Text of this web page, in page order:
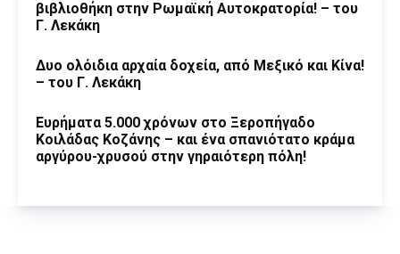
βιβλιοθήκη στην Ρωμαϊκή Αυτοκρατορία! – του
Γ. Λεκάκη
Δυο ολόιδια αρχαία δοχεία, από Μεξικό και Κίνα!
– του Γ. Λεκάκη
Ευρήματα 5.000 χρόνων στο Ξεροπήγαδο
Κοιλάδας Κοζάνης – και ένα σπανιότατο κράμα
αργύρου-χρυσού στην γηραιότερη πόλη!